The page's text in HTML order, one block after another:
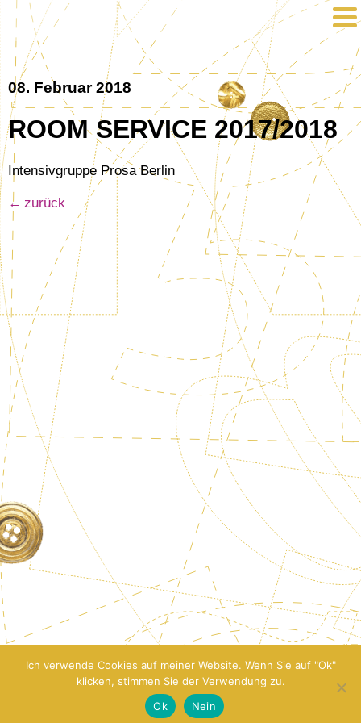
08. Februar 2018
ROOM SERVICE 2017/2018
Intensivgruppe Prosa Berlin
zurück
Ich verwende Cookies auf meiner Website. Wenn Sie auf "Ok"
klicken, stimmen Sie der Verwendung zu.
Ok
Nein